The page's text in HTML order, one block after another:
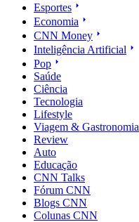
Esportes
Economia
CNN Money
Inteligência Artificial
Pop
Saúde
Ciência
Tecnologia
Lifestyle
Viagem & Gastronomia
Review
Auto
Educação
CNN Talks
Fórum CNN
Blogs CNN
Colunas CNN